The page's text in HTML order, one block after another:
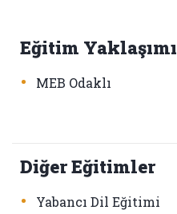
Eğitim Yaklaşımı
• MEB Odaklı
Diğer Eğitimler
• Yabancı Dil Eğitimi